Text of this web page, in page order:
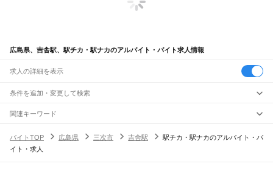
広島県、吉舎駅、駅チカ・駅ナカのアルバイト・バイト求人情報
求人の詳細を表示
条件を追加・変更して検索
市区町村を追加・変更
広島県すべて
広島市
駅を追加・変更
職種を追加・変更
関連キーワード
バイトTOP
広島県 三次市 吉舎駅
駅チカ・駅ナカのアルバイト・バ
イト・求人